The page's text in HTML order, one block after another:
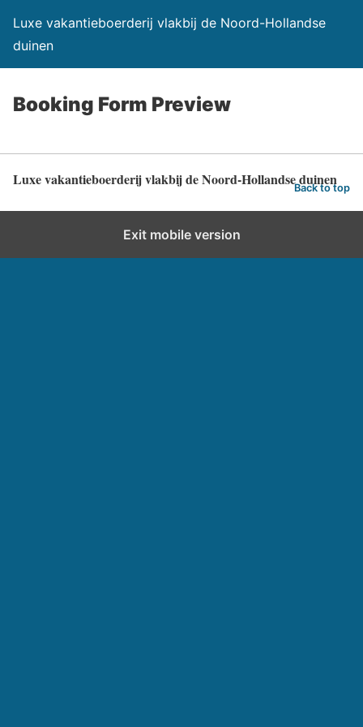
Luxe vakantieboerderij vlakbij de Noord-Hollandse
duinen
Booking Form Preview
Luxe vakantieboerderij vlakbij de Noord-Hollandse duinen
Back to top
Exit mobile version